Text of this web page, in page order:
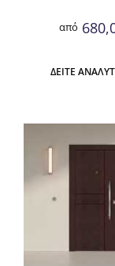
από
ΔΕΊΤΕ